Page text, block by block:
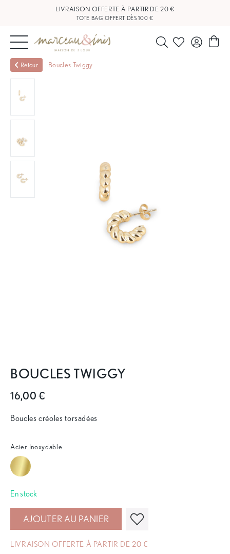
LIVRAISON OFFERTE À PARTIR DE 20 €
TOTE BAG OFFERT DÈS 100 €
NOUVEAUTÉS
OUTLET
NOS
Retour Boucles Twiggy
BOUCLES TWIGGY
16,00 €
Boucles créoles torsadées
Acier Inoxydable
En stock
AJOUTER AU PANIER
LIVRAISON OFFERTE À PARTIR DE 20 €